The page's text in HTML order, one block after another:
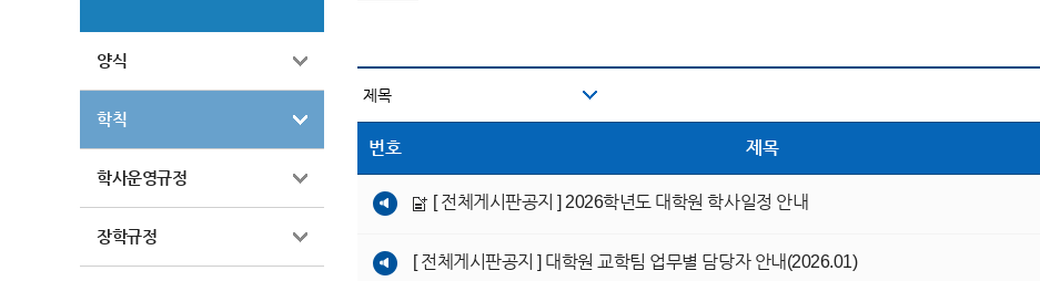
양식
학칙
학사운영규정
장학규정
번호 제목
[ 전체게시판공지 ] 2026학년도 대학원 학사일정 안내
[ 전체게시판공지 ] 대학원 교학팀 업무별 담당자 안내(2026.01)